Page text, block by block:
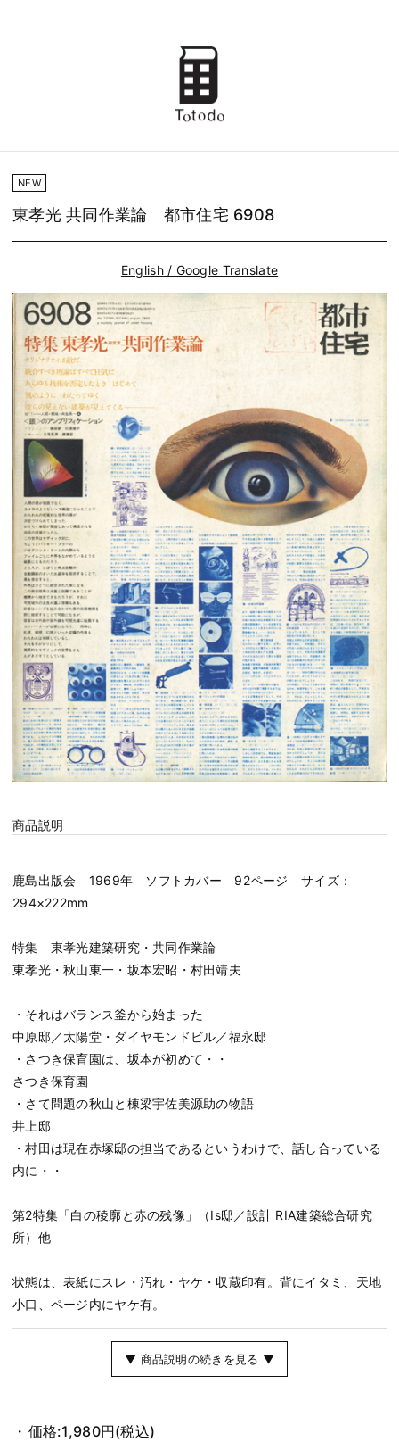
NEW
東孝光 共同作業論 都市住宅 6908
English / Google Translate
商品説明
鹿島出版会 1969年 ソフトカバー 92ページ サイズ：
294×222mm
特集 東孝光建築研究・共同作業論
東孝光・秋山東一・坂本宏昭・村田靖夫
・それはバランス釜から始まった
中原邸／太陽堂・ダイヤモンドビル／福永邸
・さつき保育園は、坂本が初めて・・
さつき保育園
・さて問題の秋山と棟梁宇佐美源助の物語
井上邸
・村田は現在赤塚邸の担当であるというわけで、話し合っている
内に・・
第2特集「白の稜廓と赤の残像」（Is邸／設計 RIA建築総合研究
所）他
状態は、表紙にスレ・汚れ・ヤケ・収蔵印有。背にイタミ、天地
小口、ページ内にヤケ有。
▼ 商品説明の続きを見る ▼
価格:1,980円(税込)